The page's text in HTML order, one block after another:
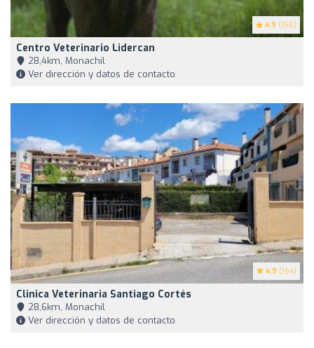
4.9 (156)
Centro Veterinario Lidercan
28,4km, Monachil
Ver dirección y datos de contacto
4.9 (164)
Clinica Veterinaria Santiago Cortés
28,6km, Monachil
Ver dirección y datos de contacto